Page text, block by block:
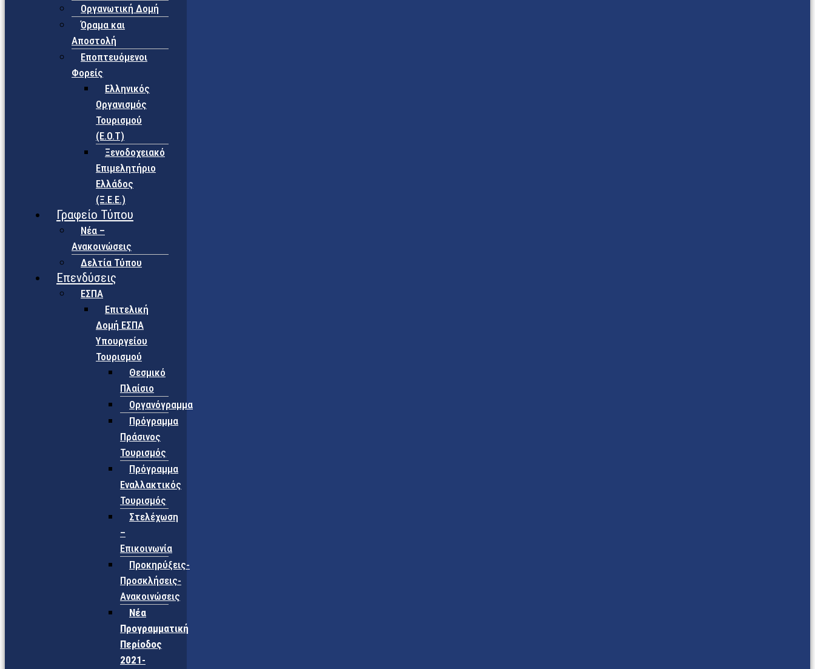
Οργανωτική Δομή
Όραμα και
Αποστολή
Εποπτευόμενοι
Φορείς
Eλληνικός
Οργανισμός
Τουρισμού
(Ε.Ο.Τ)
Ξενοδοχειακό
Επιμελητήριο
Ελλάδος
(Ξ.Ε.Ε.)
Γραφείο Τύπου
Νέα –
Ανακοινώσεις
Δελτία Τύπου
Επενδύσεις
ΕΣΠΑ
Επιτελική
Δομή ΕΣΠΑ
Υπουργείου
Τουρισμού
Θεσμικό
Πλαίσιο
Οργανόγραμμα
Πρόγραμμα
Πράσινος
Τουρισμός
Πρόγραμμα
Εναλλακτικός
Τουρισμός
Στελέχωση
–
Επικοινωνία
Προκηρύξεις-
Προσκλήσεις-
Ανακοινώσεις
Νέα
Προγραμματική
Περίοδος
2021-